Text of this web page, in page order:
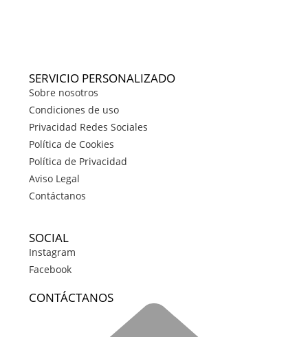
SERVICIO PERSONALIZADO
Sobre nosotros
Condiciones de uso
Privacidad Redes Sociales
Política de Cookies
Política de Privacidad
Aviso Legal
Contáctanos
SOCIAL
Instagram
Facebook
CONTÁCTANOS